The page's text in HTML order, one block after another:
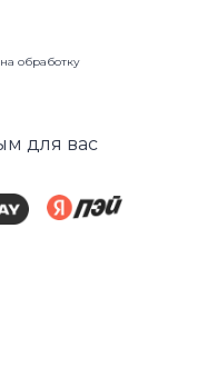
наобработку
для вас